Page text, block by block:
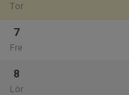
Tor
7
Fre
8
Lör